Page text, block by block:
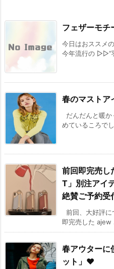
フェザーモチ
今日はおススメ
今年流行の ▷▷”
春のマスト
だんだんと暖
めているころで
前回即完売
T」別注アイ
絶賛ご予約
前回、大好評に
即完売した ajew
春アウターに
ット」♥